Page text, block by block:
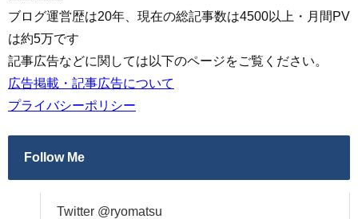
ブログ運営歴は20年、現在の総記事数は4500以上・月間PV
は約5万です
記事広告などに関しては以下のページをご覧ください。
広告掲載・記事広告について
プライバシーポリシー
Follow Me
Twitter @ryomatsu